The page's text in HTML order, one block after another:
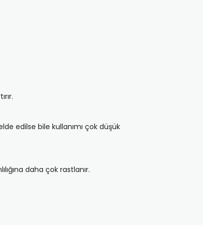
edilse bile kullanımı çok düşük
daha çok rastlanır.